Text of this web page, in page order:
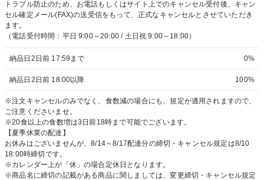
トラブル防止のため、お電話もしくはサイト上でのキャンセル受付後、キャン
セル確定メール(FAX)の送受信をもって、正式なキャンセルとさせていただき
ます。
（電話受付時間：平日 9:00～20:00 / 土日祝 9:00～18:00）
納品日2日前 17:59まで 0%
納品日2日前 18:00以降 100%
※注文キャンセルのみでなく、食数減の場合にも、規定が適用されますので、
ご注意くださいませ。
※20食以上の食数増は3日前18時まで可能でございます。
【夏季休業の配達】
お休みはございませんが、8/14～8/17配達分の締切・キャンセル規定は8/10
18:00時締切です。
※カレンダー上が「休」の場合定休日となります。
※商品名に締切の記載がある商品に関しましては、変更締切・キャンセル規定